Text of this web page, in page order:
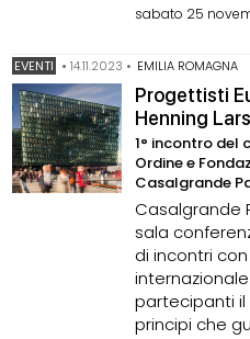
sabato 25
EVENTI •14.11.2023 • EMILIA ROMAGNA
Progettisti
Henning
1° incontro del
Ordine e
Casalgrande
Casalgrande
sala
di incontri
partecipanti
principi che